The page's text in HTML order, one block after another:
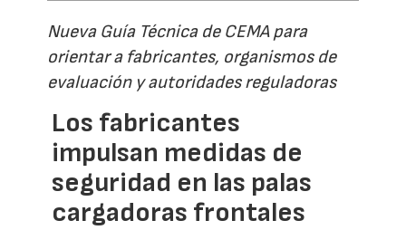
Nueva Guía Técnica de CEMA para
orientar a fabricantes, organismos de
evaluación y autoridades reguladoras
Los fabricantes
impulsan medidas de
seguridad en las palas
cargadoras frontales